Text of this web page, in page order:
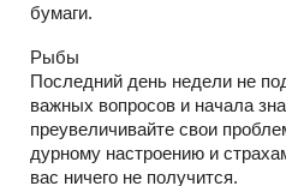
бумаги.
Рыбы
Последний день недели не
важных вопросов и начала
преувеличивайте свои
дурному настроению и
вас ничего не получится.